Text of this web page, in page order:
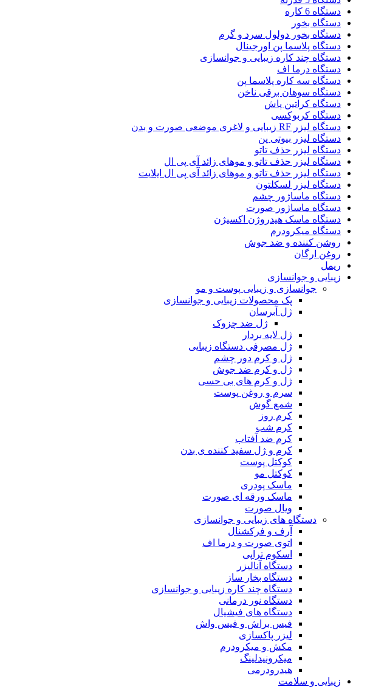
دستگاه 6 کاره
دستگاه بخور
دستگاه بخور دولول سرد و گرم
دستگاه پلاسما پن اورجینال
دستگاه چند کاره زیبایی و جوانسازی
دستگاه درما اف
دستگاه سه کاره پلاسما پن
دستگاه سوهان برقی ناخن
دستگاه کراتین پاش
دستگاه کربوکسی
دستگاه لیزر RF زیبایی و لاغری موضعی صورت و بدن
دستگاه لیزر بیوتی پن
دستگاه لیزر حذف تاتو
دستگاه لیزر حذف تاتو و موهای زائد آی پی ال
دستگاه لیزر حذف تاتو و موهای زائد آی پی ال ایلایت
دستگاه لیزر لسکلتون
دستگاه ماساژور چشم
دستگاه ماساژور صورت
دستگاه ماسک هیدروژن اکسیژن
دستگاه میکرودرم
روشن کننده و ضد جوش
روغن ارگان
ریمل
زیبایی و جوانسازی
جوانسازی و زیبایی پوست و مو
پک محصولات زیبایی و جوانسازی
ژل آبرسان
ژل ضد چزوک
ژل لایه بردار
ژل مصرفی دستگاه زیبایی
ژل و کرم دور چشم
ژل و کرم ضد جوش
ژل و کرم های بی حسی
سرم و روغن پوست
شمع گوش
کرم روز
کرم شب
کرم ضد آفتاب
کرم و ژل سفید کننده ی بدن
کوکتل پوست
کوکتل مو
ماسک پودری
ماسک ورقه ای صورت
ویال صورت
دستگاه های زیبایی و جوانسازی
آرف و فرکشنال
اتوی صورت و درما اف
اسکوم تراپی
دستگاه آنالیزر
دستگاه بخار ساز
دستگاه چند کاره زیبایی و جوانسازی
دستگاه نور درمانی
دستگاه های فیشیال
فیس براش و فیس واش
لیزر پاکسازی
مکش و میکرودرم
میکرونیدلینگ
هیدرودرمی
زیبایی و سلامت